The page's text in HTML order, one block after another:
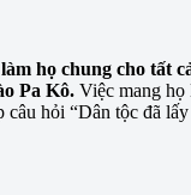
họ chung cho tất
Pa Kô. Việc mang họ
hỏi “Dân tộc đã